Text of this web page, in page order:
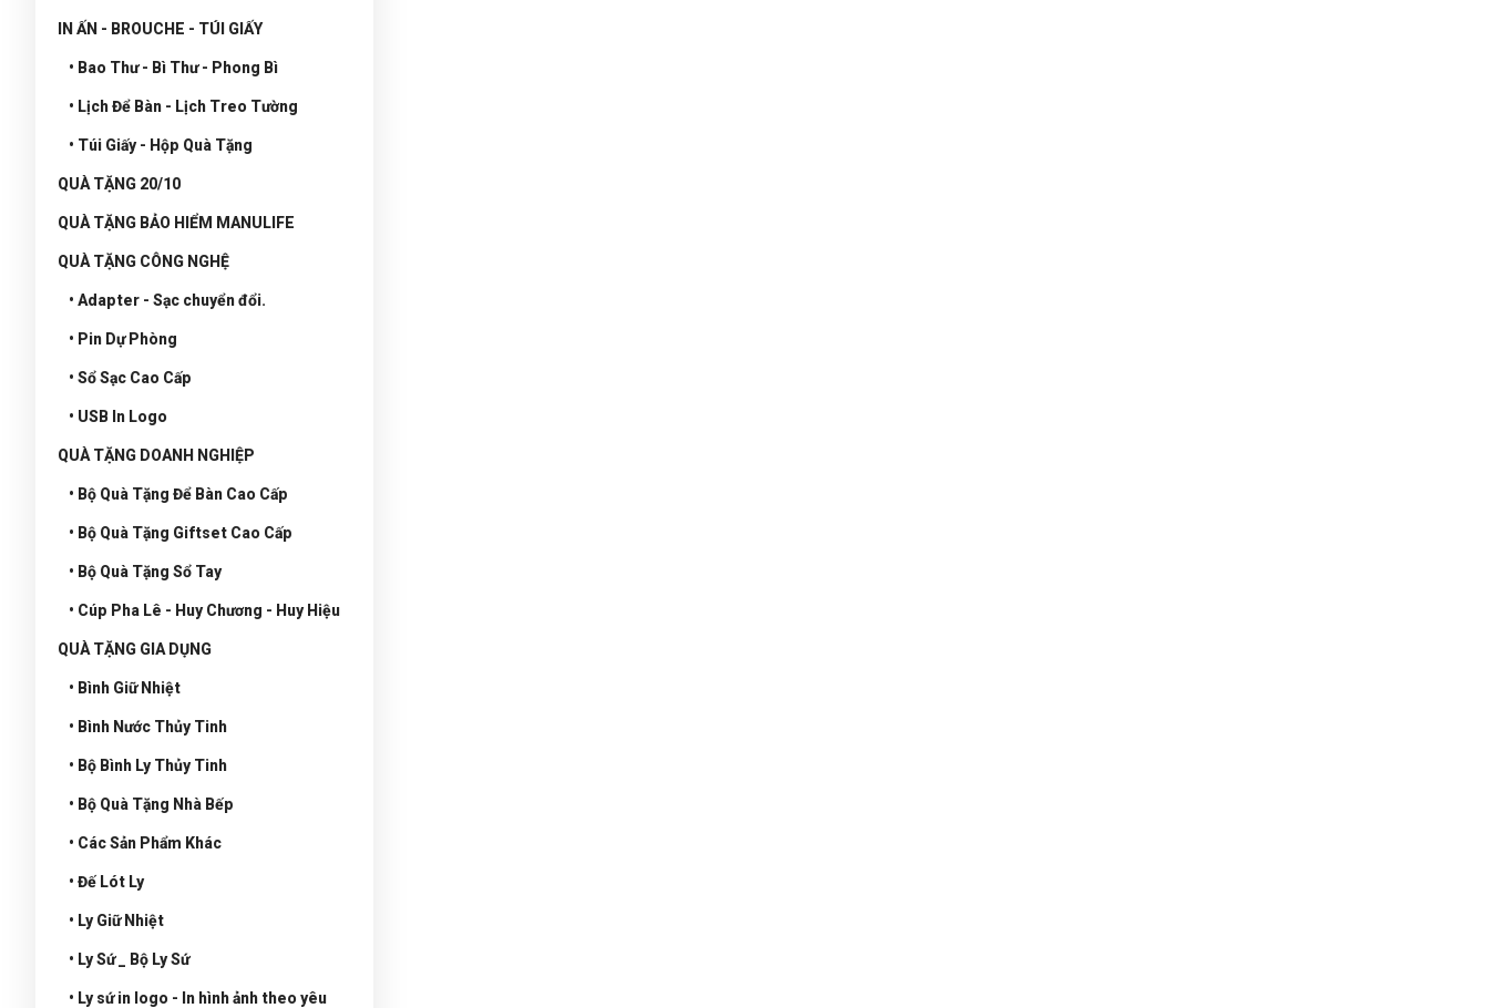
IN ẤN - BROUCHE - TÚI GIẤY
• Bao Thư - Bì Thư - Phong Bì
• Lịch Để Bàn - Lịch Treo Tường
• Túi Giấy - Hộp Quà Tặng
QUÀ TẶNG 20/10
QUÀ TẶNG BẢO HIỂM MANULIFE
QUÀ TẶNG CÔNG NGHỆ
• Adapter - Sạc chuyển đổi.
• Pin Dự Phòng
• Sổ Sạc Cao Cấp
• USB In Logo
QUÀ TẶNG DOANH NGHIỆP
• Bộ Quà Tặng Để Bàn Cao Cấp
• Bộ Quà Tặng Giftset Cao Cấp
• Bộ Quà Tặng Sổ Tay
• Cúp Pha Lê - Huy Chương - Huy Hiệu
QUÀ TẶNG GIA DỤNG
• Bình Giữ Nhiệt
• Bình Nước Thủy Tinh
• Bộ Bình Ly Thủy Tinh
• Bộ Quà Tặng Nhà Bếp
• Các Sản Phẩm Khác
• Đế Lót Ly
• Ly Giữ Nhiệt
• Ly Sứ _ Bộ Ly Sứ
• Ly sứ in logo - In hình ảnh theo yêu